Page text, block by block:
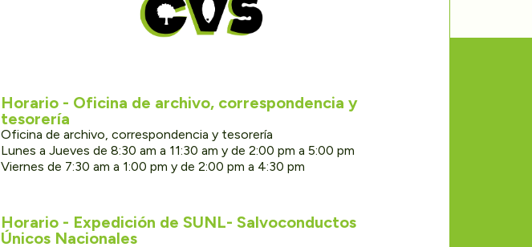
Horario - Oficina de archivo, correspondencia y
tesorería
Oficina de archivo, correspondencia y tesorería
Lunes a Jueves de 8:30 am a 11:30 am y de 2:00 pm a 5:00 pm
Viernes de 7:30 am a 1:00 pm y de 2:00 pm a 4:30 pm
Horario - Expedición de SUNL- Salvoconductos
Únicos Nacionales